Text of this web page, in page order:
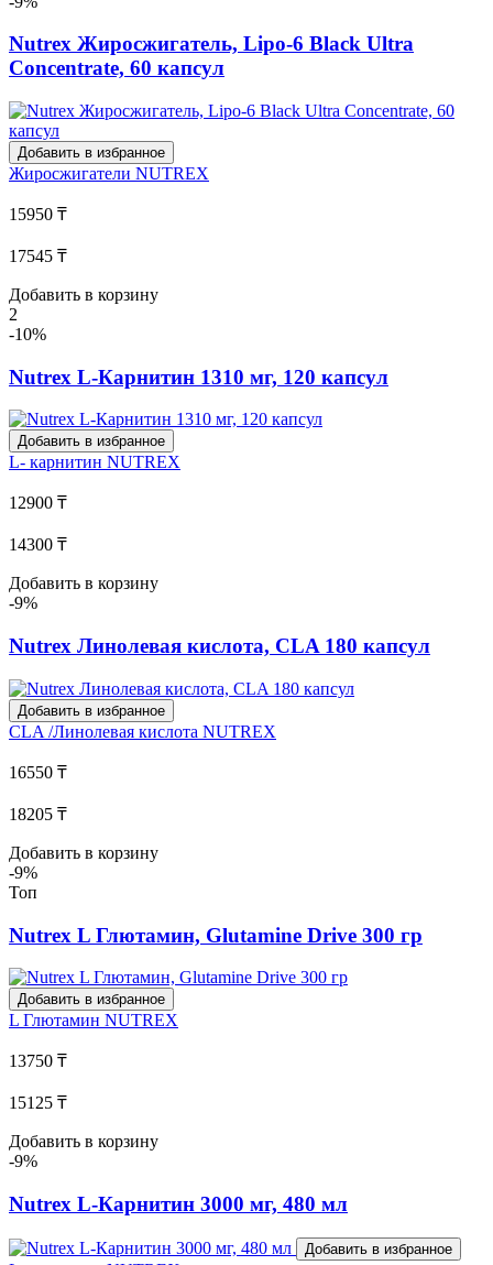
Nutrex Жиросжигатель, Lipo-6 Black Ultra
Concentrate, 60 капсул
Добавить в избранное
Жиросжигатели NUTREX
15950 ₸
17545 ₸
Добавить в корзину
2
-10%
Nutrex L-Карнитин 1310 мг, 120 капсул
Добавить в избранное
L- карнитин NUTREX
12900 ₸
14300 ₸
Добавить в корзину
-9%
Nutrex Линолевая кислота, CLA 180 капсул
Добавить в избранное
CLA /Линолевая кислота NUTREX
16550 ₸
18205 ₸
Добавить в корзину
-9%
Топ
Nutrex L Глютамин, Glutamine Drive 300 гр
Добавить в избранное
L Глютамин NUTREX
13750 ₸
15125 ₸
Добавить в корзину
-9%
Nutrex L-Карнитин 3000 мг, 480 мл
Добавить в избранное